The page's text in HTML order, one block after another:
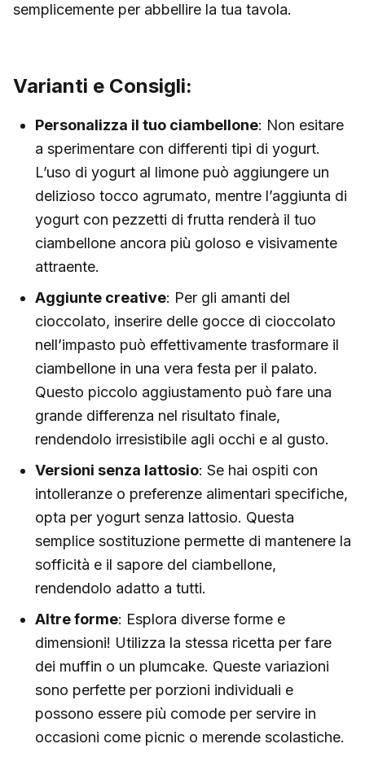
semplicemente per abbellire la tua tavola.
Varianti e Consigli:
Personalizza il tuo ciambellone: Non esitare
a sperimentare con differenti tipi di yogurt.
L’uso di yogurt al limone può aggiungere un
delizioso tocco agrumato, mentre l’aggiunta di
yogurt con pezzetti di frutta renderà il tuo
ciambellone ancora più goloso e visivamente
attraente.
Aggiunte creative: Per gli amanti del
cioccolato, inserire delle gocce di cioccolato
nell’impasto può effettivamente trasformare il
ciambellone in una vera festa per il palato.
Questo piccolo aggiustamento può fare una
grande differenza nel risultato finale,
rendendolo irresistibile agli occhi e al gusto.
Versioni senza lattosio: Se hai ospiti con
intolleranze o preferenze alimentari specifiche,
opta per yogurt senza lattosio. Questa
semplice sostituzione permette di mantenere la
sofficità e il sapore del ciambellone,
rendendolo adatto a tutti.
Altre forme: Esplora diverse forme e
dimensioni! Utilizza la stessa ricetta per fare
dei muffin o un plumcake. Queste variazioni
sono perfette per porzioni individuali e
possono essere più comode per servire in
occasioni come picnic o merende scolastiche.